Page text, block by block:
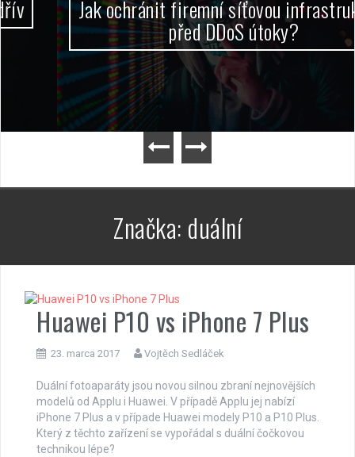
Jak ochránit firemní síťovou infrastrukturu
před DDoS útoky?
Značka: duální
Huawei P10 vs iPhone 7 Plus
23. marca 2017 Vojtěch Sedláček
Duální fotoaparáty jsou novou silnou zbraní nejnovějších
modelů od Applu i Huawei. V případě Applu jej nabízí
iPhone 7 Plus a v případe Huawei modely P10 a P10 Plus.
Který z těchto zařízení se vypořádal s duální čočkovou
technikou lépe?